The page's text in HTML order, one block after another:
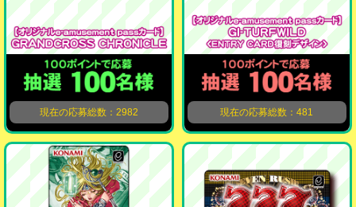
現在の応募総数：2982 現在の応募総数：481